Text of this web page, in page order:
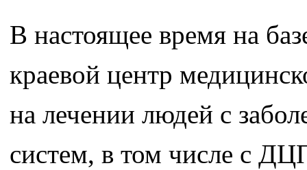
В настоящее время на
краевой центр
на лечении людей с
систем, в том числе с